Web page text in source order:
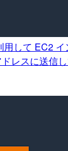
して EC2
レスに送信